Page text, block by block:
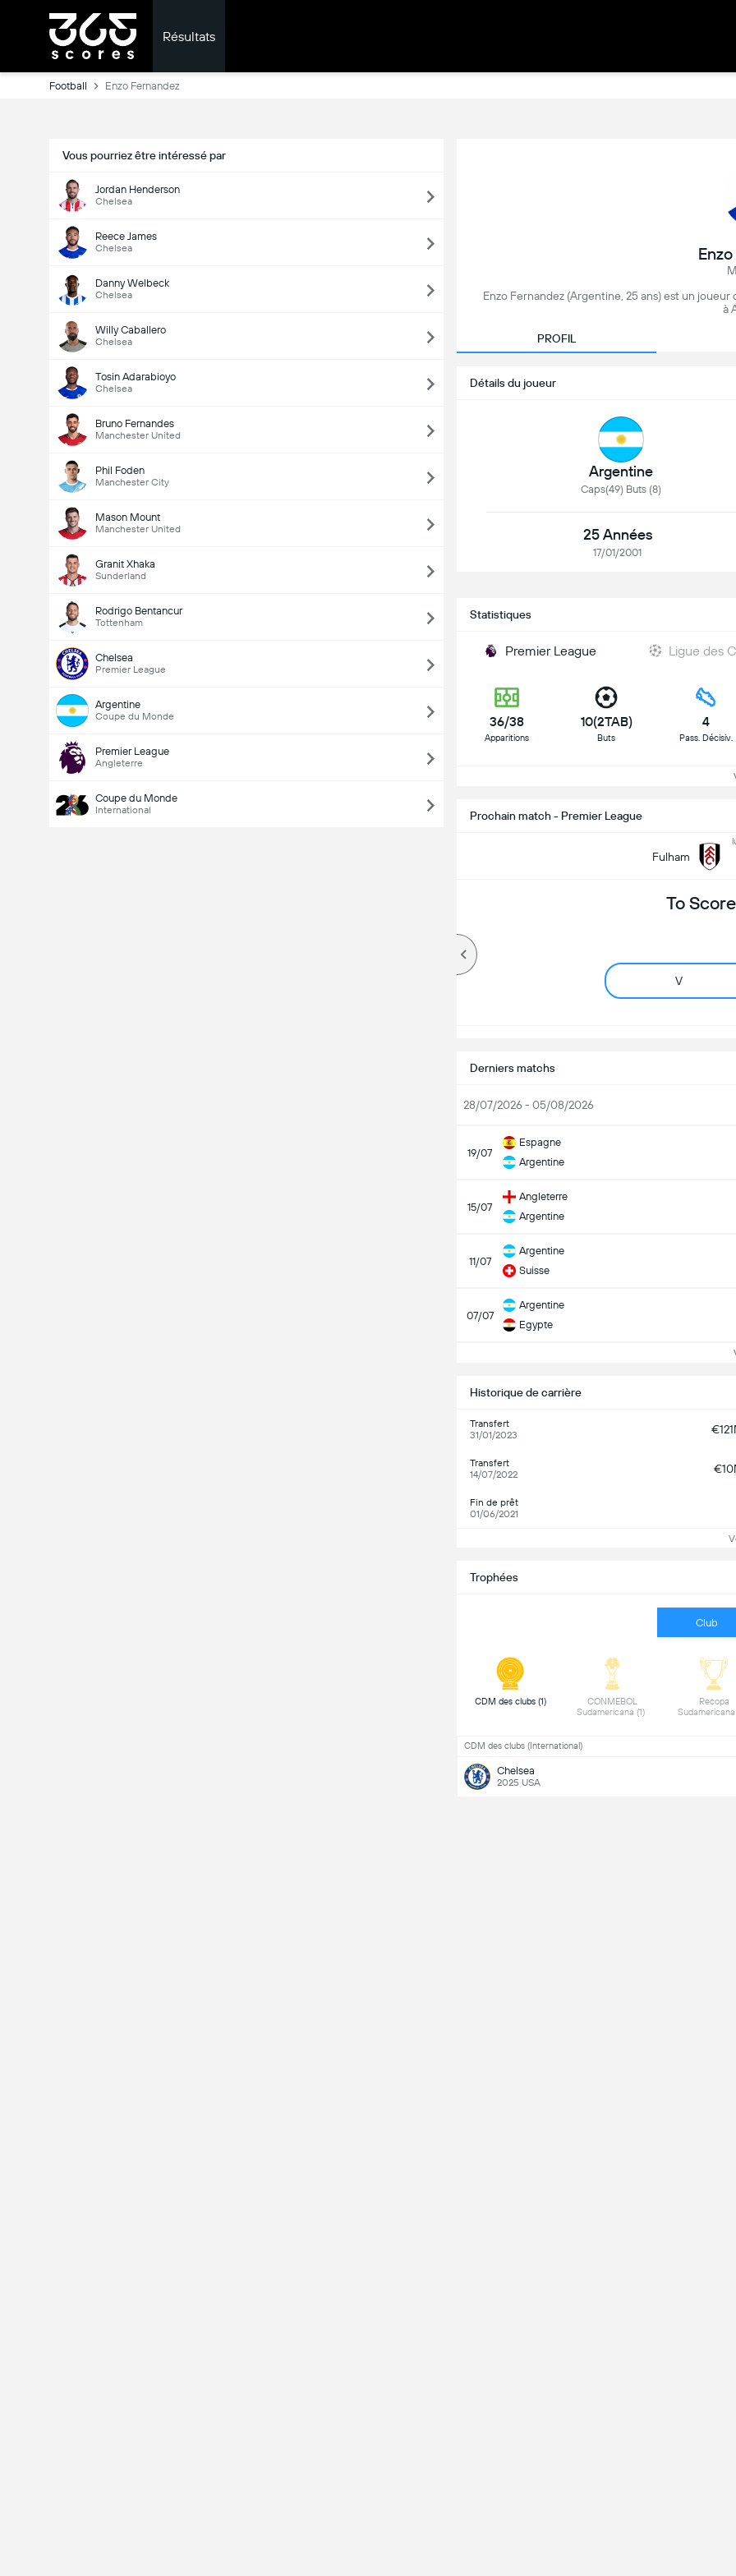
Résultats
Football Enzo Fernandez
Vous pourriez être intéressé par
Jordan Henderson
Chelsea
Reece James
Chelsea
Danny Welbeck
Chelsea
Willy Caballero
Chelsea
Tosin Adarabioyo
Chelsea
Bruno Fernandes
Manchester United
Phil Foden
Manchester City
Mason Mount
Manchester United
Granit Xhaka
Sunderland
Rodrigo Bentancur
Tottenham
Chelsea
Premier League
Argentine
Coupe du Monde
Premier League
Angleterre
Coupe du Monde
International
Enzo Fernandez (Argentine, 25 ans) est un
à
PROFIL
Détails du joueur
Argentine
Caps(49) Buts (8)
25 Années
17/01/2001
Statistiques
Premier League Ligue des
36/38
Apparitions
10(2TAB)
Buts
4
Pass. Décisiv.
Prochain match - Premier League
Fulham
To
V
Derniers matchs
28/07/2026 - 05/08/2026
19/07
Espagne
Argentine
15/07
Angleterre
Argentine
11/07
Argentine
Suisse
07/07
Argentine
Egypte
Historique de carrière
Transfert
31/01/2023
Transfert
14/07/2022
Fin de prêt
01/06/2021
Trophées
Club
CDM des clubs (1)
CONMEBOL
Recopa
CDM des clubs (International)
Chelsea
2025 USA